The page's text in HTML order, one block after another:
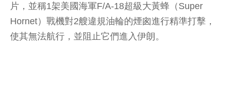
片，並稱1架美國海軍F/A-18超級大黃蜂（Super
Hornet）戰機對2艘違規油輪的煙囪進行精準打擊，
使其無法航行，並阻止它們進入伊朗。